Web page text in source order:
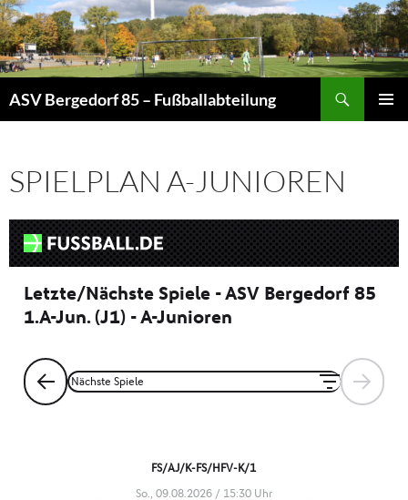
Zum
Inhalt
springen
ASV Bergedorf 85 – Fußballabteilung
SPIELPLAN A-JUNIOREN